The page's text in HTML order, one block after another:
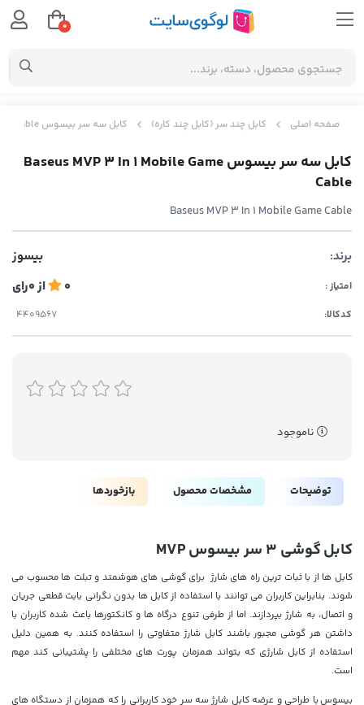
صفحه اصلی کابل چند سر (کابل چند کاره) کابل سه سر بیسوس Baseus MVP 3 In 1 Mobile Game Cable
کابل سه سر بیسوس Baseus MVP 3 In 1 Mobile Game
Cable
Baseus MVP 3 In 1 Mobile Game Cable
برند: بیسوز
امتیاز : 0 از0رای
کدکالا:
ناموجود
توضیحات مشخصات محصول بازخوردها
کابل گوشی 3 سر بیسوس MVP
کابل ها از با ثبات ترین راه های شارژ برای گوشی های هوشمند و تبلت ها محسوب می
شوند. بنابراین کاربران می توانند با استفاده از کابل ها بدون نگرانی بابت قطعی جریان
و اتصال، به شارژ بپردازند. اما از طرفی تنوع درگاه ها و کانکتورها باعث شده کاربران با
داشتن هر گوشی مجبور باشند کابل شارژ متفاوتی را استفاده کنند. به همین دلیل
استفاده از کابل شارژی که بتواند همزمان پورت های مختلفی را پشتیبانی کند مهم
است.
بیسوس با طراحی و عرضه کابل شارژ سه سر خود کاربرانی را که همزمان از دستگاه های
0